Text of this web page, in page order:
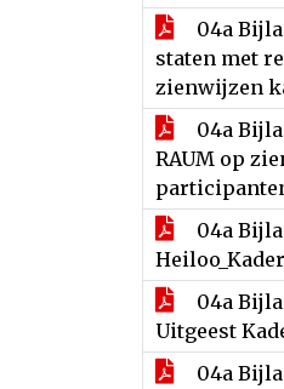
04a
staten met
zienwijzen
04a
RAUM op
04a
04a
Uitgeest
04a